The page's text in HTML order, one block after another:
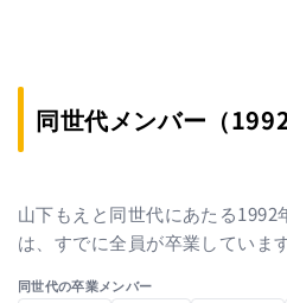
同世代メンバー（
山下もえと同世代にあたる1992
は、すでに全員が卒業しています
同世代の卒業メンバー